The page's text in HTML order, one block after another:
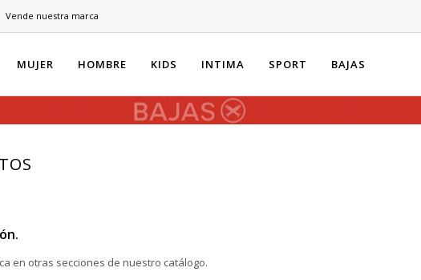
MUJER HOMBRE KIDS INTIMA SPORT BAJAS
Vende nuestra marca
en otras secciones de nuestro catálogo.